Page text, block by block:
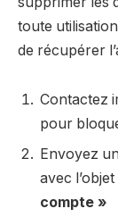
toute
de récupérer
Contactez
pour
Envoyez
avec l’objet
compte »